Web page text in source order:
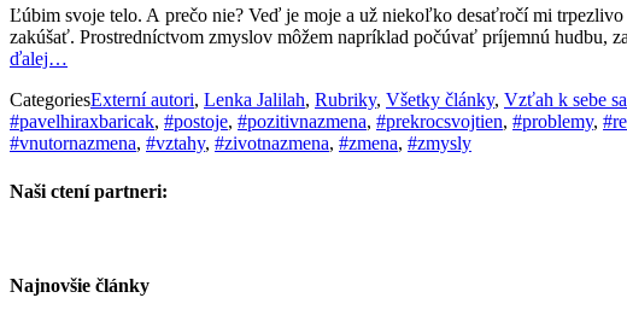
Ľúbim svoje telo. A prečo nie? Veď je moje a už niekoľko desaťročí mi
zakúšať. Prostredníctvom zmyslov môžem napríklad počúvať príjemnú hudbu,
ďalej…
CategoriesExterní autori, Lenka Jalilah, Rubriky, Všetky články, Vzťah k sebe
#pavelhiraxbaricak, #postoje, #pozitivnazmena, #prekrocsvojtien, #problemy,
#vnutornazmena, #vztahy, #zivotnazmena, #zmena, #zmysly
Naši ctení partneri:
Najnovšie články